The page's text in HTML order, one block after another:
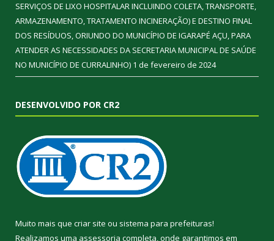
SERVIÇOS DE LIXO HOSPITALAR INCLUINDO COLETA, TRANSPORTE,
ARMAZENAMENTO, TRATAMENTO INCINERAÇÃO) E DESTINO FINAL
DOS RESÍDUOS, ORIUNDO DO MUNICÍPIO DE IGARAPÉ AÇU, PARA
ATENDER AS NECESSIDADES DA SECRETARIA MUNICIPAL DE SAÚDE
NO MUNICÍPIO DE CURRALINHO) 1 de fevereiro de 2024
DESENVOLVIDO POR CR2
Muito mais que criar site ou sistema para prefeituras!
Realizamos uma assessoria completa, onde garantimos em